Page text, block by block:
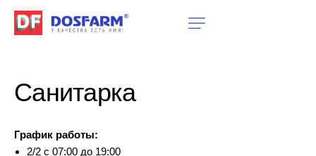
Санитарка
График работы:
2/2 с 07:00 до 19:00